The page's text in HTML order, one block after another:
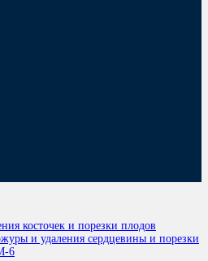
косточек и порезки плодов
и удаления сердцевины и порезки
6